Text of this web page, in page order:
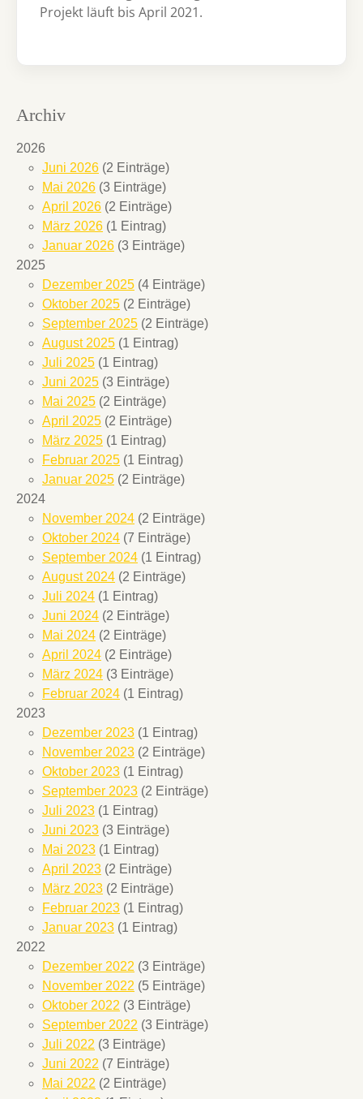
Projekt läuft bis April 2021.
Archiv
2026
Juni 2026 (2 Einträge)
Mai 2026 (3 Einträge)
April 2026 (2 Einträge)
März 2026 (1 Eintrag)
Januar 2026 (3 Einträge)
2025
Dezember 2025 (4 Einträge)
Oktober 2025 (2 Einträge)
September 2025 (2 Einträge)
August 2025 (1 Eintrag)
Juli 2025 (1 Eintrag)
Juni 2025 (3 Einträge)
Mai 2025 (2 Einträge)
April 2025 (2 Einträge)
März 2025 (1 Eintrag)
Februar 2025 (1 Eintrag)
Januar 2025 (2 Einträge)
2024
November 2024 (2 Einträge)
Oktober 2024 (7 Einträge)
September 2024 (1 Eintrag)
August 2024 (2 Einträge)
Juli 2024 (1 Eintrag)
Juni 2024 (2 Einträge)
Mai 2024 (2 Einträge)
April 2024 (2 Einträge)
März 2024 (3 Einträge)
Februar 2024 (1 Eintrag)
2023
Dezember 2023 (1 Eintrag)
November 2023 (2 Einträge)
Oktober 2023 (1 Eintrag)
September 2023 (2 Einträge)
Juli 2023 (1 Eintrag)
Juni 2023 (3 Einträge)
Mai 2023 (1 Eintrag)
April 2023 (2 Einträge)
März 2023 (2 Einträge)
Februar 2023 (1 Eintrag)
Januar 2023 (1 Eintrag)
2022
Dezember 2022 (3 Einträge)
November 2022 (5 Einträge)
Oktober 2022 (3 Einträge)
September 2022 (3 Einträge)
Juli 2022 (3 Einträge)
Juni 2022 (7 Einträge)
Mai 2022 (2 Einträge)